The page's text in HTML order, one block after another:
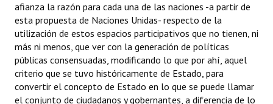
Mujeres que Dejaron Huellas - Registro
Periodistas Decanos - Registro
Ciudadano Ilustre - Registro
Banca del Vecino - Registro
afianza la razón para cada una de las naciones -a partir de
esta propuesta de Naciones Unidas- respecto de la
utilización de estos espacios participativos que no tienen, ni
más ni menos, que ver con la generación de políticas
públicas consensuadas, modificando lo que por ahí, aquel
criterio que se tuvo históricamente de Estado, para
convertir el concepto de Estado en lo que se puede llamar
el conjunto de ciudadanos y gobernantes, a diferencia de lo